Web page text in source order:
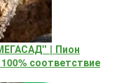
| Пион
соответствие